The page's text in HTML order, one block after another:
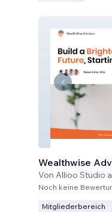
Wealthwise
Von Allioo Studio
Noch keine
Mitgliederbereich